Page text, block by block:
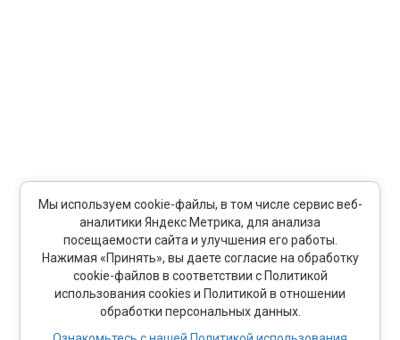
Мы используем cookie-файлы, в том числе сервис веб-
аналитики Яндекс Метрика, для анализа
посещаемости сайта и улучшения его работы.
Нажимая «Принять», вы даете согласие на обработку
cookie-файлов в соответствии с Политикой
использования cookies и Политикой в отношении
обработки персональных данных.